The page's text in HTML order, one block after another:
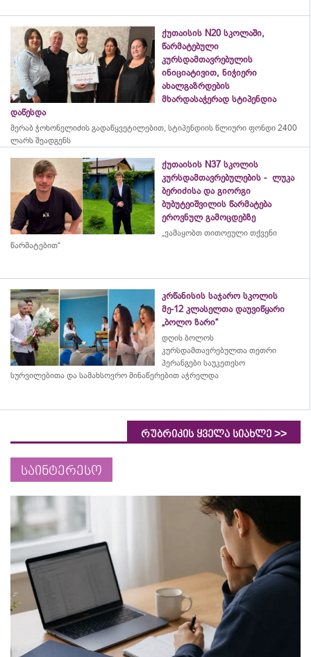
ქუთაისის N20 სკოლაში,
წარმატებული
კურსდამთავრებულის
ინიციატივით, ნიჭიერი
ახალგაზრდების
მხარდასაჭერად სტიპენდია
დაწესდა
მერაბ ჭოხონელიძის გადაწყვეტილებით, სტიპენდიის წლიური ფონდი 2400
ლარს შეადგენს
ქუთაისის N37 სკოლის
კურსდამთავრებულების - ლუკა
ბერიძისა და გიორგი
ბუბუტეიშვილის წარმატება
ეროვნულ გამოცდებზე
„ვამაყობთ თითოეული თქვენი
წარმატებით“
კრწანისის საჯარო სკოლის
მე-12 კლასელთა დაუვიწყარი
„ბოლო ზარი“
დღის ბოლოს
კურსდამთავრებულთა თეთრი
პერანგები საუკეთესო
სურვილებითა და სამახსოვრო მინაწერებით აჭრელდა
რუბრიკის ყველა სიახლე >>
საინტერესო